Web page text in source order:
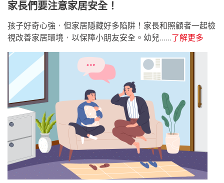
家長們要注意家居安全！
孩子好奇心強，但家居隱藏好多陷阱！家長和照顧者一起檢
視改善家居環境，以保障小朋友安全。幼兒......了解更多